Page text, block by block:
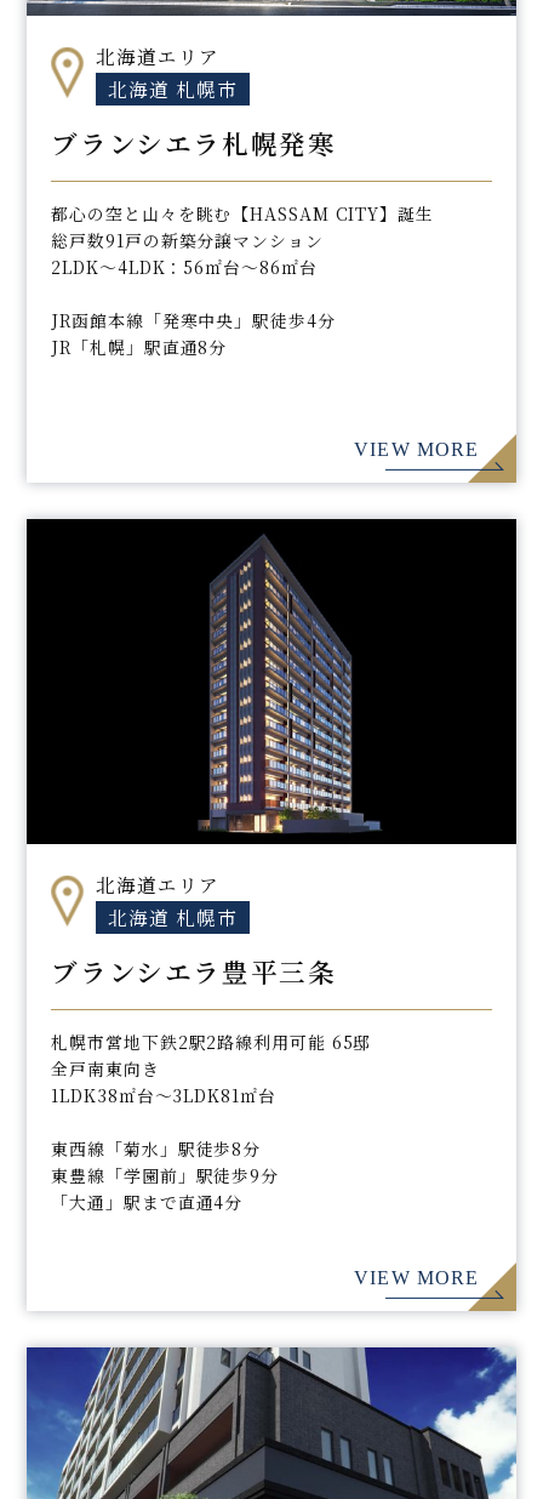
北海道エリア
北海道 札幌市
ブランシエラ札幌発寒
都心の空と山々を眺む【HASSAM CITY】誕生
総戸数91戸の新築分譲マンション
2LDK～4LDK：56㎡台～86㎡台
JR函館本線「発寒中央」駅徒歩4分
JR「札幌」駅直通8分
VIEW MORE
北海道エリア
北海道 札幌市
ブランシエラ豊平三条
札幌市営地下鉄2駅2路線利用可能 65邸
全戸南東向き
1LDK38㎡台～3LDK81㎡台
東西線「菊水」駅徒歩8分
東豊線「学園前」駅徒歩9分
「大通」駅まで直通4分
VIEW MORE